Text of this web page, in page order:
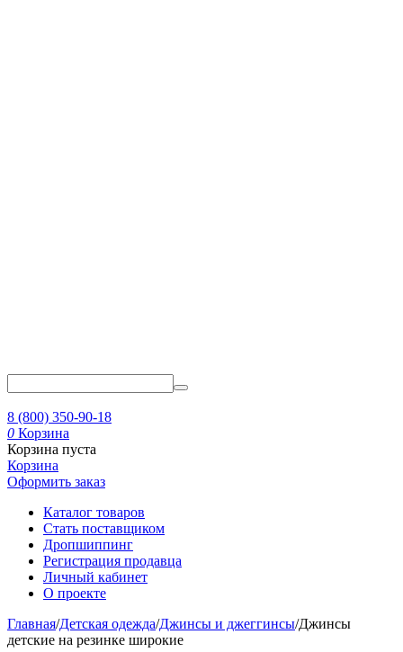
8 (800) 350-90-18
0 Корзина
Корзина пуста
Корзина
Оформить заказ
Каталог товаров
Стать поставщиком
Дропшиппинг
Регистрация продавца
Личный кабинет
О проекте
Главная/Детская одежда/Джинсы и джеггинсы/Джинсы
детские на резинке широкие